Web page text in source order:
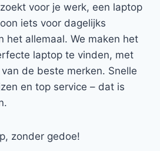
voor je werk, een laptop
iets voor dagelijks
het allemaal. We maken het
laptop te vinden, met
de beste merken. Snelle
en top service – dat is
zonder gedoe!